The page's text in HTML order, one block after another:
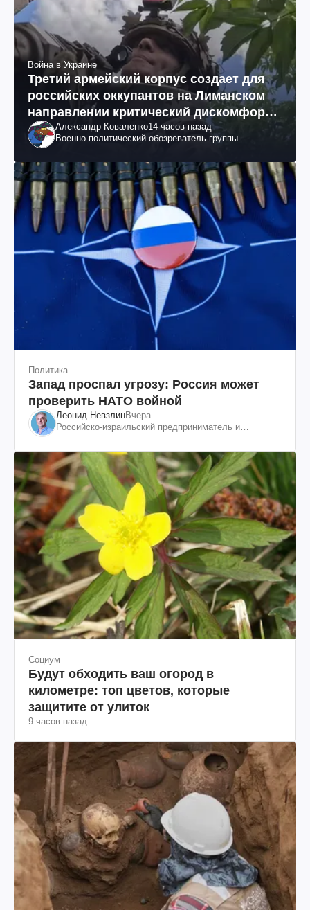
Война в Украине
Третий армейский корпус создает для
российских оккупантов на Лиманском
направлении критический дискомфорт:
как это удалось
Александр Коваленко14 часов назад
Военно-политический обозреватель группы
Политика
Запад проспал угрозу: Россия может
проверить НАТО войной
Леонид НевзлинВчера
Российско-израильский предприниматель и
"ЮКОСа"
Социум
Будут обходить ваш огород в
километре: топ цветов, которые
защитите от улиток
9 часов назад